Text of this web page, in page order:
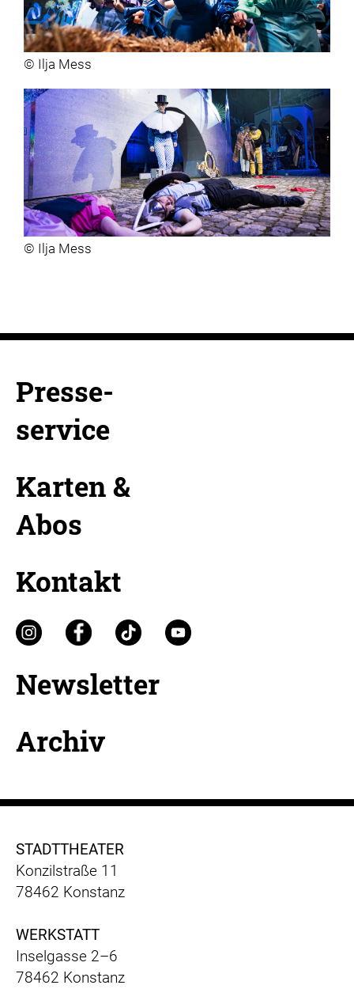
© Ilja Mess
© Ilja Mess
Presse-
service
Karten &
Abos
Kontakt
Newsletter
Archiv
STADTTHEATER
Konzilstraße 11
78462 Konstanz
WERKSTATT
Inselgasse 2–6
78462 Konstanz